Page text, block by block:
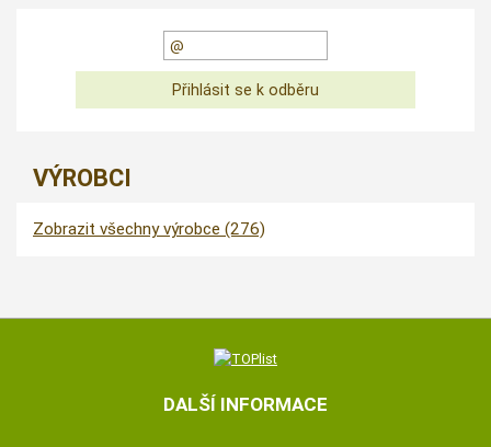
VÝROBCI
Zobrazit všechny výrobce (276)
DALŠÍ INFORMACE